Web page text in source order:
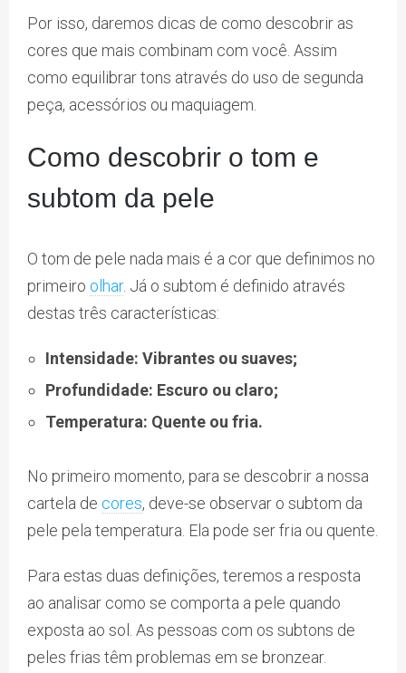
Por isso, daremos dicas de como descobrir as
cores que mais combinam com você. Assim
como equilibrar tons através do uso de segunda
peça, acessórios ou maquiagem.
Como descobrir o tom e
subtom da pele
O tom de pele nada mais é a cor que definimos no
primeiro olhar. Já o subtom é definido através
destas três características:
Intensidade: Vibrantes ou suaves;
Profundidade: Escuro ou claro;
Temperatura: Quente ou fria.
No primeiro momento, para se descobrir a nossa
cartela de cores, deve-se observar o subtom da
pele pela temperatura. Ela pode ser fria ou quente.
Para estas duas definições, teremos a resposta
ao analisar como se comporta a pele quando
exposta ao sol. As pessoas com os subtons de
peles frias têm problemas em se bronzear.